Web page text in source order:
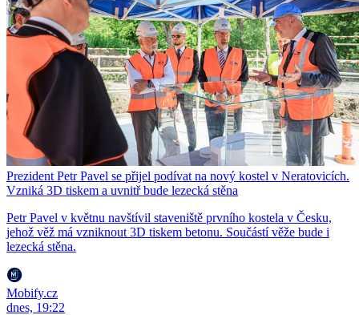
Prezident Petr Pavel se přijel podívat na nový kostel v Neratovicích.
Vzniká 3D tiskem a uvnitř bude lezecká stěna
Petr Pavel v květnu navštívil staveniště prvního kostela v Česku,
jehož věž má vzniknout 3D tiskem betonu. Součástí věže bude i
lezecká stěna.
Mobify.cz
dnes, 19:22